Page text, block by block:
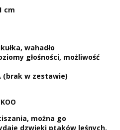
cm
wahadło
głośności, możliwość
(brak w zestawie)
można go
dzwięki ptaków leśnych,